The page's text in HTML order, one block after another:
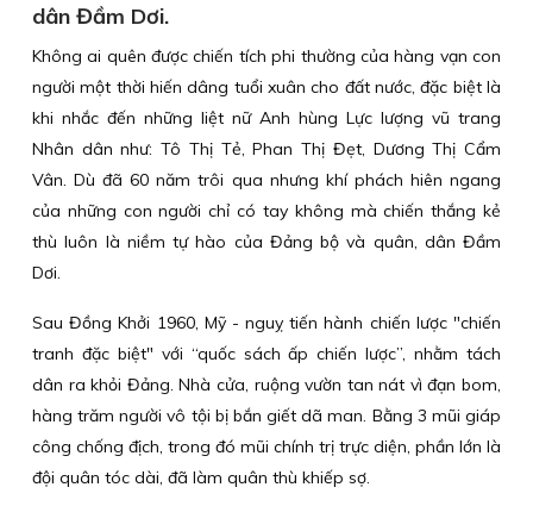
dân Đầm Dơi.
Không ai quên được chiến tích phi thường của hàng vạn con
người một thời hiến dâng tuổi xuân cho đất nước, đặc biệt là
khi nhắc đến những liệt nữ Anh hùng Lực lượng vũ trang
Nhân dân như: Tô Thị Tẻ, Phan Thị Đẹt, Dương Thị Cẩm
Vân. Dù đã 60 năm trôi qua nhưng khí phách hiên ngang
của những con người chỉ có tay không mà chiến thắng kẻ
thù luôn là niềm tự hào của Đảng bộ và quân, dân Đầm
Dơi.
Sau Đồng Khởi 1960, Mỹ - nguỵ tiến hành chiến lược "chiến
tranh đặc biệt" với “quốc sách ấp chiến lược”, nhằm tách
dân ra khỏi Đảng. Nhà cửa, ruộng vườn tan nát vì đạn bom,
hàng trăm người vô tội bị bắn giết dã man. Bằng 3 mũi giáp
công chống địch, trong đó mũi chính trị trực diện, phần lớn là
đội quân tóc dài, đã làm quân thù khiếp sợ.